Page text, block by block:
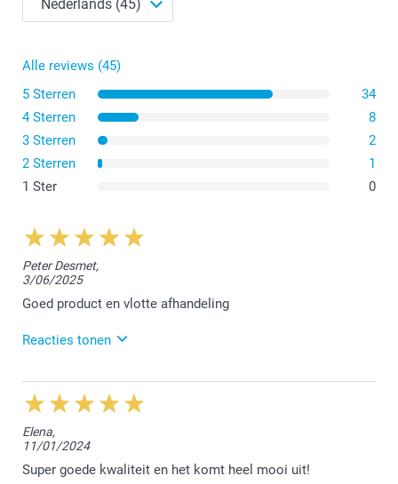
Alle reviews (45)
5 Sterren
34
4 Sterren
8
3 Sterren
2
2 Sterren
1
1 Ster
0
Peter Desmet,
3/06/2025
Goed product en vlotte afhandeling
Reacties tonen
4/06/2025
13:32
Dag Peter,
Helemaal top 👌 om deze review van jou te mogen
krijgen. Geniet van je bestelling!
Elena,
11/01/2024
Super goede kwaliteit en het komt heel mooi uit!